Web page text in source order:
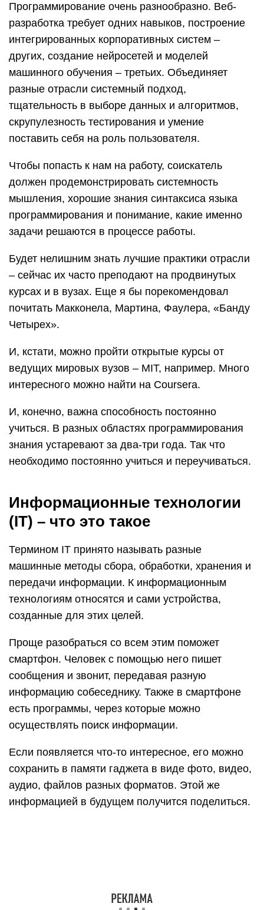
Программирование очень разнообразно. Веб-
разработка требует одних навыков, построение
интегрированных корпоративных систем –
других, создание нейросетей и моделей
машинного обучения – третьих. Объединяет
разные отрасли системный подход,
тщательность в выборе данных и алгоритмов,
скрупулезность тестирования и умение
поставить себя на роль пользователя.
Чтобы попасть к нам на работу, соискатель
должен продемонстрировать системность
мышления, хорошие знания синтаксиса языка
программирования и понимание, какие именно
задачи решаются в процессе работы.
Будет нелишним знать лучшие практики отрасли
– сейчас их часто преподают на продвинутых
курсах и в вузах. Еще я бы порекомендовал
почитать Макконела, Мартина, Фаулера, «Банду
Четырех».
И, кстати, можно пройти открытые курсы от
ведущих мировых вузов – MIT, например. Много
интересного можно найти на Coursera.
И, конечно, важна способность постоянно
учиться. В разных областях программирования
знания устаревают за два-три года. Так что
необходимо постоянно учиться и переучиваться.
Информационные технологии
(IT) – что это такое
Термином IT принято называть разные
машинные методы сбора, обработки, хранения и
передачи информации. К информационным
технологиям относятся и сами устройства,
созданные для этих целей.
Проще разобраться со всем этим поможет
смартфон. Человек с помощью него пишет
сообщения и звонит, передавая разную
информацию собеседнику. Также в смартфоне
есть программы, через которые можно
осуществлять поиск информации.
Если появляется что-то интересное, его можно
сохранить в памяти гаджета в виде фото, видео,
аудио, файлов разных форматов. Этой же
информацией в будущем получится поделиться.